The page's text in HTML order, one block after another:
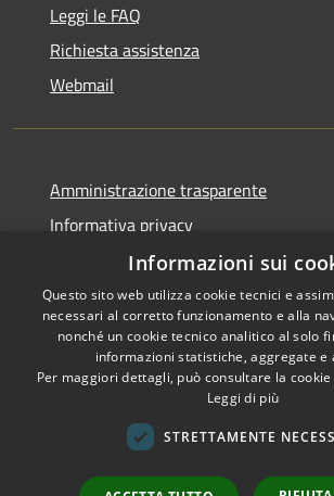
Leggi le FAQ
Richiesta assistenza
Webmail
Amministrazione trasparente
Informativa privacy
Dichiarazione di accessibilità
Whistleblowing - segnalazione illeciti
Copyright
Informazioni sui
Questo sito web utilizza cookie tecnici e
necessari al corretto funzionamento e alla
nonché un cookie tecnico analitico al solo
informazioni statistiche, aggregate e
Per maggiori dettagli, può consultare la
Leggi di più
STRETTAMENTE